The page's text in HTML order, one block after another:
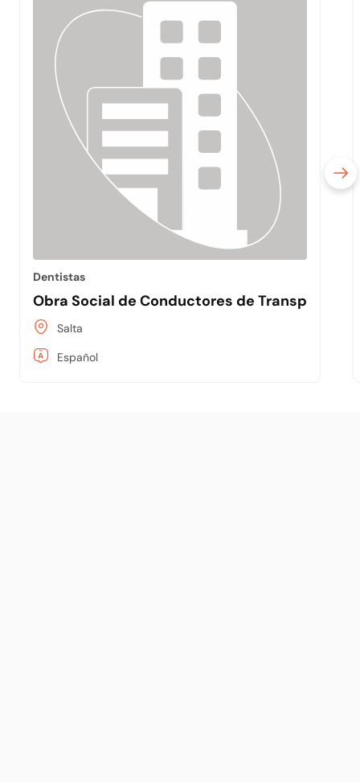
Dentistas
Obra Social de Conductores de Transporte
Salta
Español